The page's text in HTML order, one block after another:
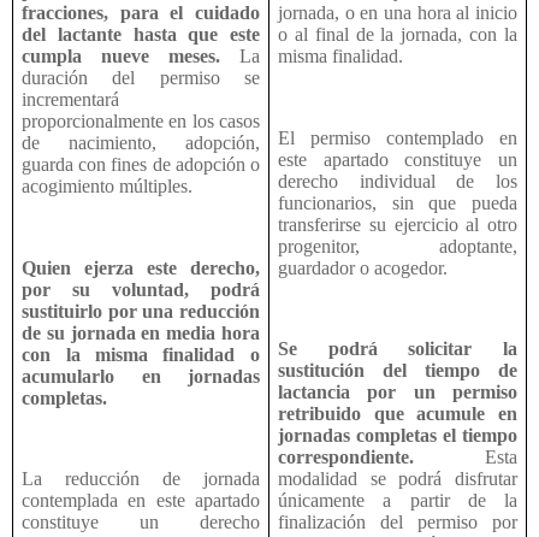
fracciones, para el cuidado
del lactante hasta que este
cumpla nueve meses.La
duración del permiso se
incrementará
proporcionalmente en los casos
de nacimiento, adopción,
guarda con fines de adopción o
acogimiento múltiples.
Quien ejerza este derecho,
por su voluntad, podrá
sustituirlo por una reducción
de su jornada en media hora
con la misma finalidad o
acumularlo en jornadas
completas.
La reducción de jornada
contemplada en este apartado
constituye un derecho
jornada, o en una hora al inicio
o al final de la jornada, con la
misma finalidad.
El permiso contemplado en
este apartado constituye un
derecho individual de los
funcionarios, sin que pueda
transferirse su ejercicio al otro
progenitor, adoptante,
guardador o acogedor.
Se podrá solicitar la
sustitución del tiempo de
lactancia por un permiso
retribuido que acumule en
jornadas completas el tiempo
correspondiente. Esta
modalidad se podrá disfrutar
únicamente a partir de la
finalización del permiso por